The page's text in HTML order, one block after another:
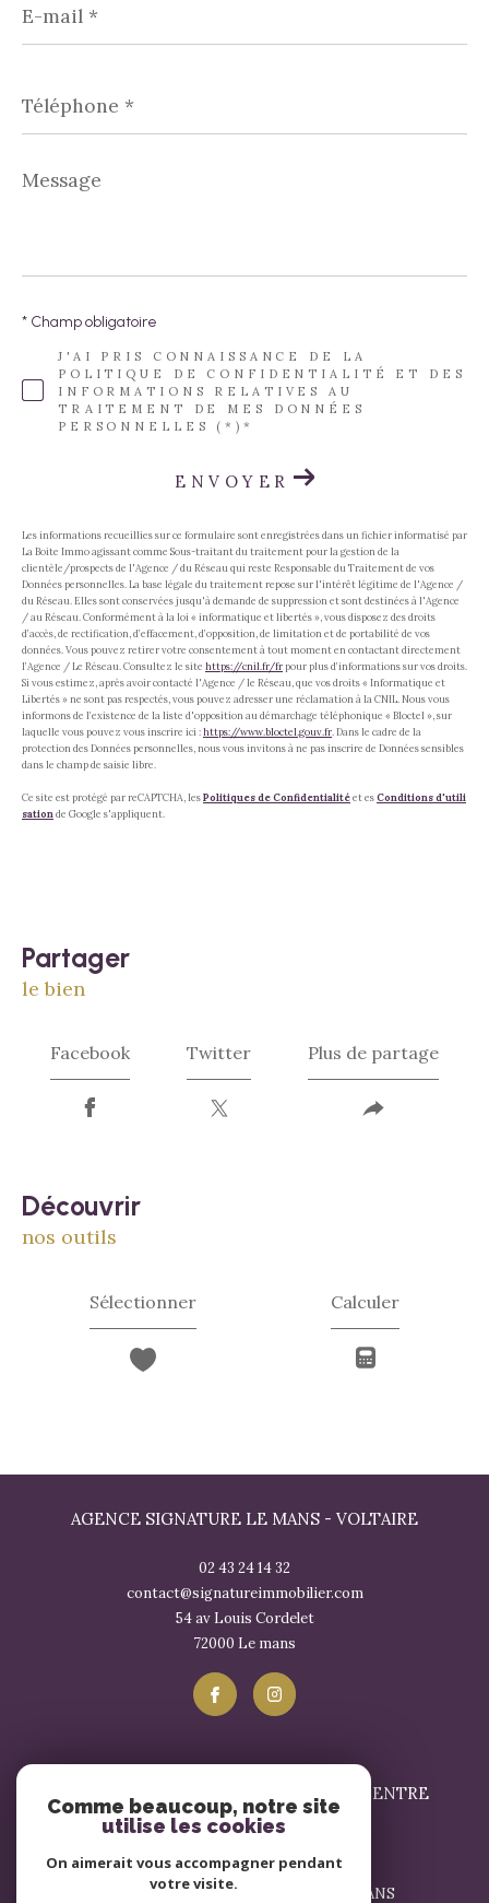
mail
*
*
Message
*
J'AI PRIS CONNAISSANCE DE LA
POLITIQUE DE CONFIDENTIALITÉ ET DES
INFORMATIONS RELATIVES AU
TRAITEMENT DE MES DONNÉES
PERSONNELLES (*)*
* Champ obligatoire
ENVOYER
Les informations recueillies sur ce formulaire sont enregistrées dans un fichier informatisé par
La Boite Immo agissant comme Sous-traitant du traitement pour la gestion de la
clientèle/prospects de l'Agence / du Réseau qui reste Responsable du Traitement de vos
Données personnelles. La base légale du traitement repose sur l'intérêt légitime de l'Agence /
du Réseau. Elles sont conservées jusqu'à demande de suppression et sont destinées à l'Agence
/ au Réseau. Conformément à la loi « informatique et libertés », vous disposez des droits
d’accès, de rectification, d’effacement, d’opposition, de limitation et de portabilité de vos
données. Vous pouvez retirer votre consentement à tout moment en contactant directement
l’Agence / Le Réseau. Consultez le site https://cnil.fr/frpour plus d’informations sur vos droits.
Si vous estimez, après avoir contacté l'Agence / le Réseau, que vos droits « Informatique et
Libertés » ne sont pas respectés, vous pouvez adresser une réclamation à la CNIL. Nous vous
informons de l’existence de la liste d'opposition au démarchage téléphonique « Bloctel », sur
laquelle vous pouvez vous inscrire ici :https://www.bloctel.gouv.fr . Dans le cadre de la
protection des Données personnelles, nous vous invitons à ne pas inscrire de Données sensibles
dans le champ de saisie libre.
Ce site est protégé par reCAPTCHA, lesPolitiques de Confidentialitéet esConditions d'utili
sation de Google s'appliquent.
partager
le bien
Facebook Twitter Plus de partage
découvrir
nos outils
Sélectionner Calculer
AGENCE SIGNATURE LE MANS - VOLTAIRE
02 43 24 14 32
contact@signatureimmobilier.com
54 av Louis Cordelet
72000
le mans
SIGNATURE IMMOBILIER LE MANS - CENTRE
contact@signatureimmobilier.com
1 Avenue du Général Leclerc 72000 LE MANS
Comme beaucoup, notre site
utilise les cookies
On aimerait vous accompagner pendant
votre visite.